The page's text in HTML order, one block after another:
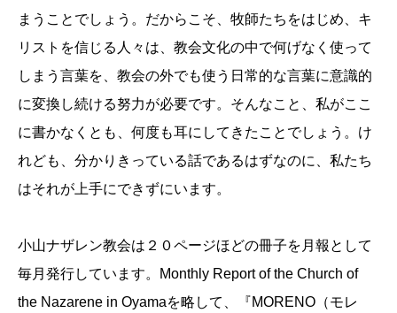
まうことでしょう。だからこそ、牧師たちをはじめ、キ
リストを信じる人々は、教会文化の中で何げなく使って
しまう言葉を、教会の外でも使う日常的な言葉に意識的
に変換し続ける努力が必要です。そんなこと、私がここ
に書かなくとも、何度も耳にしてきたことでしょう。け
れども、分かりきっている話であるはずなのに、私たち
はそれが上手にできずにいます。
小山ナザレン教会は２０ページほどの冊子を月報として
毎月発行しています。Monthly Report of the Church of
the Nazarene in Oyamaを略して、『MORENO（モレ